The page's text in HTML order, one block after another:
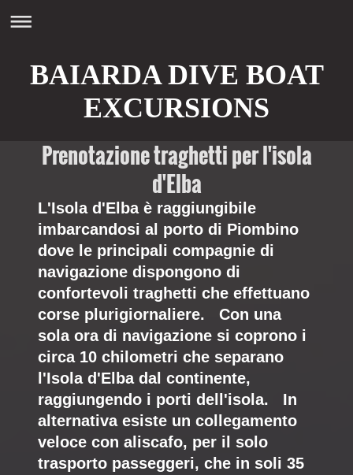
BAIARDA DIVE BOAT
EXCURSIONS
Prenotazione traghetti per l'isola
d'Elba
L'Isola d'Elba è raggiungibile
imbarcandosi al porto di Piombino
dove le principali compagnie di
navigazione dispongono di
confortevoli traghetti che effettuano
corse plurigiornaliere. Con una
sola ora di navigazione si coprono i
circa 10 chilometri che separano
l'Isola d'Elba dal continente,
raggiungendo i porti dell'isola. In
alternativa esiste un collegamento
veloce con aliscafo, per il solo
trasporto passeggeri, che in soli 35